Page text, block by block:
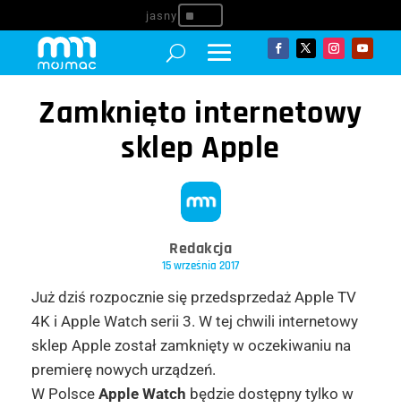
^
Zamknięto internetowy
sklep Apple
Redakcja
15 września 2017
Już dziś rozpocznie się przedsprzedaż Apple TV
4K i Apple Watch serii 3. W tej chwili internetowy
sklep Apple został zamknięty w oczekiwaniu na
premierę nowych urządzeń.
W Polsce Apple Watch będzie dostępny tylko w